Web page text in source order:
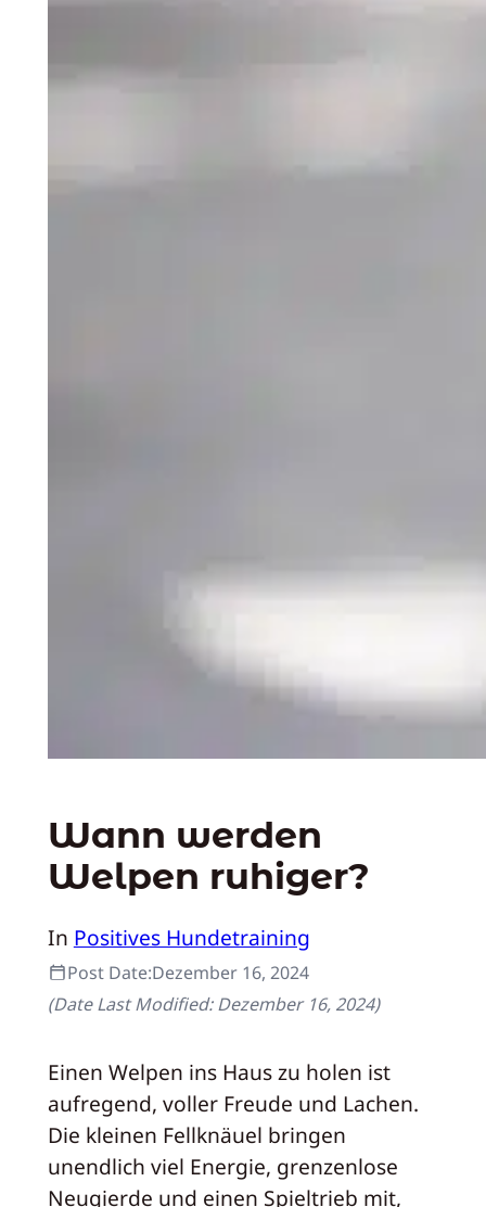
Wann werden
Welpen ruhiger?
In Positives Hundetraining
Post Date:Dezember 16, 2024
(Date Last Modified:Dezember 16, 2024)
Einen Welpen ins Haus zu holen ist
aufregend, voller Freude und Lachen.
Die kleinen Fellknäuel bringen
unendlich viel Energie, grenzenlose
Neugierde und einen Spieltrieb mit,